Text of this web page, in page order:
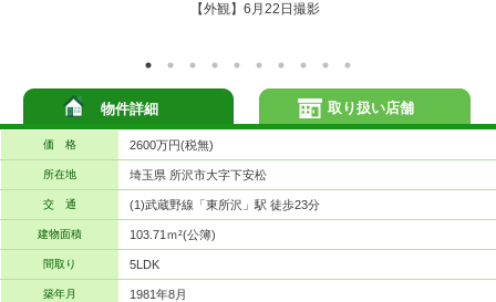
【外観】6月22日撮影
物件詳細
価 格 2600万円(税無)
所在地 埼玉県 所沢市大字下安松
交 通 (1)武蔵野線「東所沢」駅 徒歩23分
建物面積 103.71ｍ²(公簿)
間取り 5LDK
築年月 1981年8月
取り扱い店舗